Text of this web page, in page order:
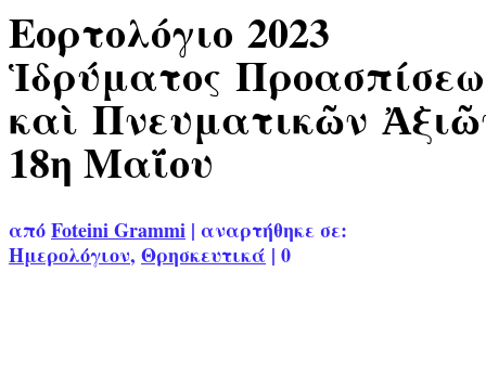
Εορτολόγιο 2023
Ἱδρύματος
καὶ Πνευματικῶν
18η Μαΐου
απόFoteini Grammi | αναρτήθηκε σε:
Ημερολόγιον, Θρησκευτικά | 0